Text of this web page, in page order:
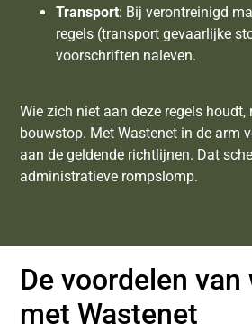
Transport: Bij verontreinigd
regels (transport gevaarlijke
voorschriften naleven.
Wie zich niet aan deze regels houdt,
bouwstop. Met Wastenet in de arm
aan de geldende richtlijnen. Dat
administratieve rompslomp.
De voordelen van
met Wastenet